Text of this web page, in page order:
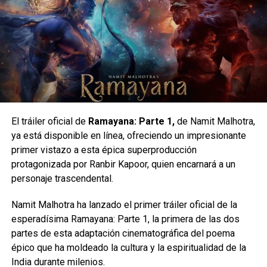
indiscutible del cine de superhéroes.
Esto da lugar a un montón de momentos hilarantes
mientras los héroes virtuales Smolder, Shelly, Mouse y
Ruby se adaptan a la realidad.
El reparto incluye a Dwayne Johnson (“Dr. Xander ‘Smolder’
Oberon”), Kevin Hart (“Franklin ‘Mouse’ Finbar”), Karen
Gillan (“Ruby Roundhouse”), Alex Wolff (“Spencer Gilpin”),
Madison Iseman (“Bethany Walker”), Morgan Turner
(“Martha Kaply”).
El tráiler oficial de Ramayana: Parte 1,de Namit Malhotra,
ya está disponible en línea, ofreciendo un impresionante
primer vistazo a esta épica superproducción
protagonizada por Ranbir Kapoor, quien encarnará a un
personaje trascendental.
Namit Malhotra ha lanzado el primer tráiler oficial de la
esperadísima Ramayana: Parte 1, la primera de las dos
partes de esta adaptación cinematográfica del poema
épico que ha moldeado la cultura y la espiritualidad de la
India durante milenios.